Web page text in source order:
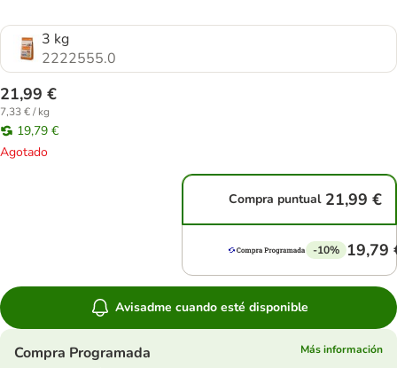
3 kg
2222555.0
21,99 €
7,33 € / kg
19,79 €
Agotado
Compra puntual 21,99 €
-10% 19,79
Avisadme cuando esté disponible
Compra Programada
Más información